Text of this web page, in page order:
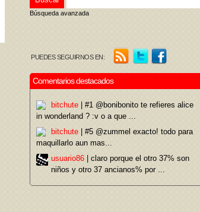
Búsqueda avanzada
PUEDES SEGUIRNOS EN:
Comentarios destacados
bitchute | #1 @bonibonito te refieres alice
in wonderland ? :v o a que ...
bitchute | #5 @zummel exacto! todo para
maquillarlo aun mas...
usuario86 | claro porque el otro 37% son
niños y otro 37 ancianos% por ...